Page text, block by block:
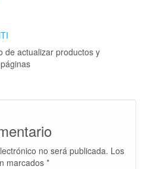
de actualizar productos y
no será publicada. Los
marcados *